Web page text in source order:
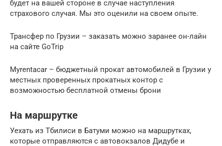
будет на вашей стороне в случае наступления
страхового случая. Мы это оценили на своем опыте.
Трансфер по Грузии – заказать можно заранее он-лайн
на сайте GoTrip
Myrentacar – бюджетный прокат автомобилей в Грузии у
местных проверенных прокатных контор с
возможностью бесплатной отмены брони
На маршрутке
Уехать из Тбилиси в Батуми можно на маршрутках,
которые отправляются с автовокзалов Дидубе и